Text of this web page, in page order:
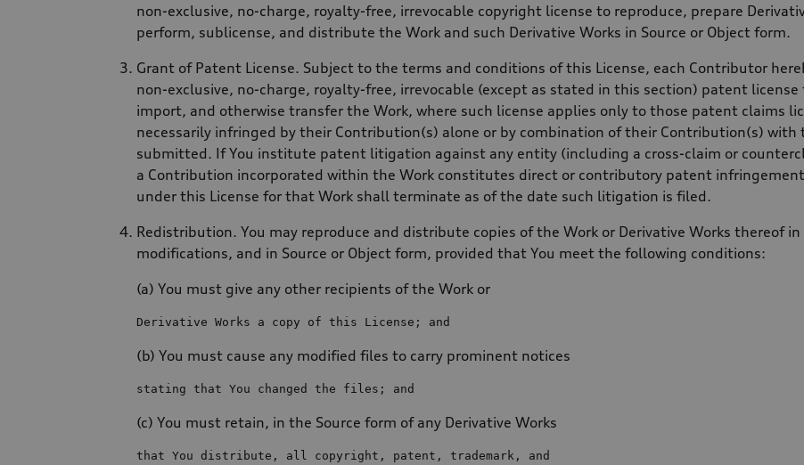
non-exclusive, no-charge, royalty-free, irrevocable copyright license to reproduce, prepare
perform, sublicense, and distribute the Work and such Derivative Works in Source or Object form.
Grant of Patent License. Subject to the terms and conditions of this License, each Contributor
non-exclusive, no-charge, royalty-free, irrevocable (except as stated in this section) patent
import, and otherwise transfer the Work, where such license applies only to those patent claims
necessarily infringed by their Contribution(s) alone or by combination of their Contribution(s) with
submitted. If You institute patent litigation against any entity (including a cross-claim or
a Contribution incorporated within the Work constitutes direct or contributory patent
under this License for that Work shall terminate as of the date such litigation is filed.
Redistribution. You may reproduce and distribute copies of the Work or Derivative Works thereof
modifications, and in Source or Object form, provided that You meet the following conditions:
(a) You must give any other recipients of the Work or
Derivative Works a copy of this License; and
(b) You must cause any modified files to carry prominent notices
stating that You changed the files ; and
(c) You must retain, in the Source form of any Derivative Works
that You distribute, all copyright, patent, trademark, and